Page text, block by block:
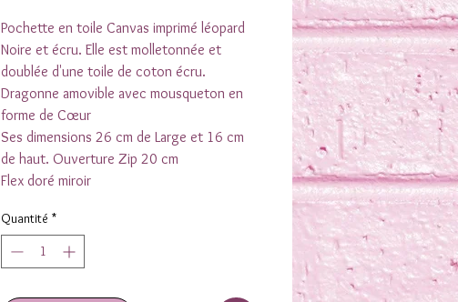
Pochette en toile Canvas imprimé léopard
Noire et écru. Elle est molletonnée et
doublée d'une toile de coton écru.
Dragonne amovible avec mousqueton en
forme de Cœur
Ses dimensions 26 cm de Large et 16 cm
de haut. Ouverture Zip 20 cm
Flex doré miroir
Quantité *